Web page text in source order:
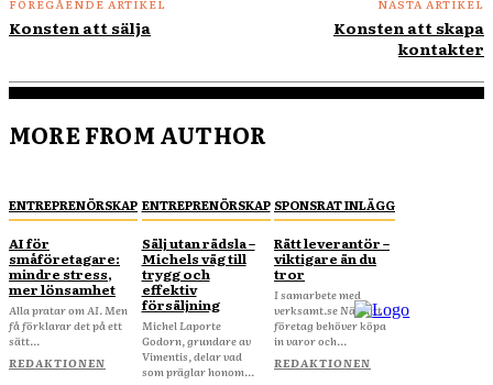
FÖREGÅENDE ARTIKEL
Konsten att sälja
NÄSTA ARTIKEL
Konsten att skapa
kontakter
MORE FROM AUTHOR
ENTREPRENÖRSKAP
AI för
småföretagare:
mindre stress,
mer lönsamhet
Alla pratar om AI. Men
få förklarar det på ett
sätt...
REDAKTIONEN
ENTREPRENÖRSKAP
Sälj utan rädsla –
Michels väg till
trygg och
effektiv
försäljning
Michel Laporte
Godorn, grundare av
Vimentis, delar vad
som präglar honom...
SPONSRAT INLÄGG
Rätt leverantör –
viktigare än du
tror
I samarbete med
verksamt.se När ditt
företag behöver köpa
in varor och...
REDAKTIONEN